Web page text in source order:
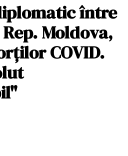
între
Moldova,
COVID.